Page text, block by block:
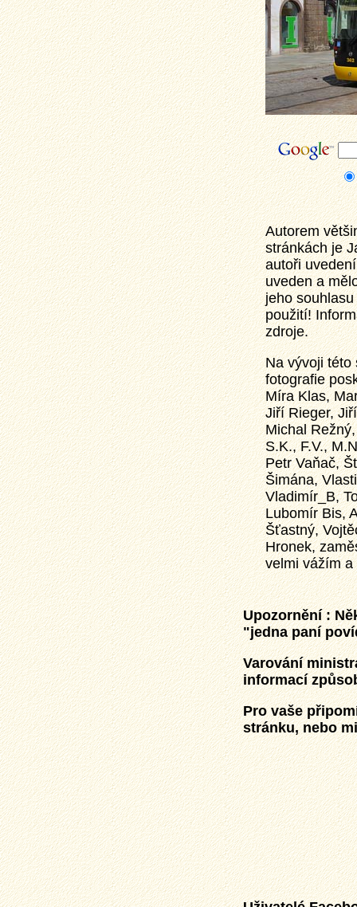
Autorem
stránkách je
autoři
uveden a
jeho
použití!
zdroje.
Na vývoji této
fotografie
Míra Klas,
Jiří Rieger,
Michal
S.K., F.V.,
Petr Vaňač,
Šimána,
Vladimír_B,
Lubomír Bis,
Šťastný,
Hronek,
velmi vážím a
Upozornění :
"jedna paní
Varování
informací
Pro vaše
stránku, nebo